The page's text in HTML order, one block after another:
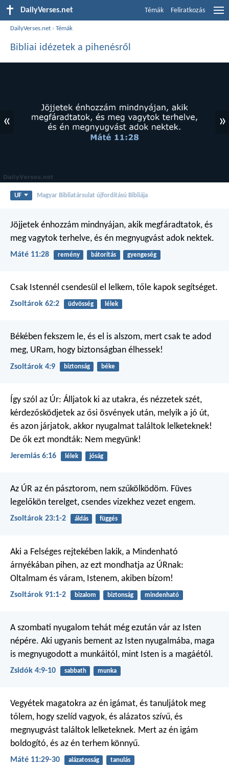
DailyVerses.net Témák Feliratkozás
DailyVerses.net ›Témák
Bibliai idézetek a pihenésről
« »
UF Magyar Bibliatársulat újfordítású Bibliája
Jöjjetek énhozzám mindnyájan, akik megfáradtatok, és
meg vagytok terhelve, és én megnyugvást adok nektek.
Máté 11:28 remény bátorítás gyengeség
Csak Istennél csendesül el lelkem, tőle kapok segítséget.
Zsoltárok 62:2 üdvösség lélek
Békében fekszem le, és el is alszom, mert csak te adod
meg, URam, hogy biztonságban élhessek!
Zsoltárok 4:9 biztonság béke
Így szól az Úr: Álljatok ki az utakra, és nézzetek szét,
kérdezősködjetek az ősi ösvények után, melyik a jó út,
és azon járjatok, akkor nyugalmat találtok lelketeknek!
De ők ezt mondták: Nem megyünk!
Jeremiás 6:16 lélek jóság
Az ÚR az én pásztorom, nem szűkölködöm. Füves
legelőkön terelget, csendes vizekhez vezet engem.
Zsoltárok 23:1-2 áldás függés
Aki a Felséges rejtekében lakik, a Mindenható
árnyékában pihen, az ezt mondhatja az ÚRnak:
Oltalmam és váram, Istenem, akiben bízom!
Zsoltárok 91:1-2 bizalom biztonság mindenható
A szombati nyugalom tehát még ezután vár az Isten
népére. Aki ugyanis bement az Isten nyugalmába, maga
is megnyugodott a munkáitól, mint Isten is a magáétól.
Zsidók 4:9-10 sabbath munka
Vegyétek magatokra az én igámat, és tanuljátok meg
tőlem, hogy szelíd vagyok, és alázatos szívű, és
megnyugvást találtok lelketeknek. Mert az én igám
boldogító, és az én terhem könnyű.
Máté 11:29-30 alázatosság tanulás